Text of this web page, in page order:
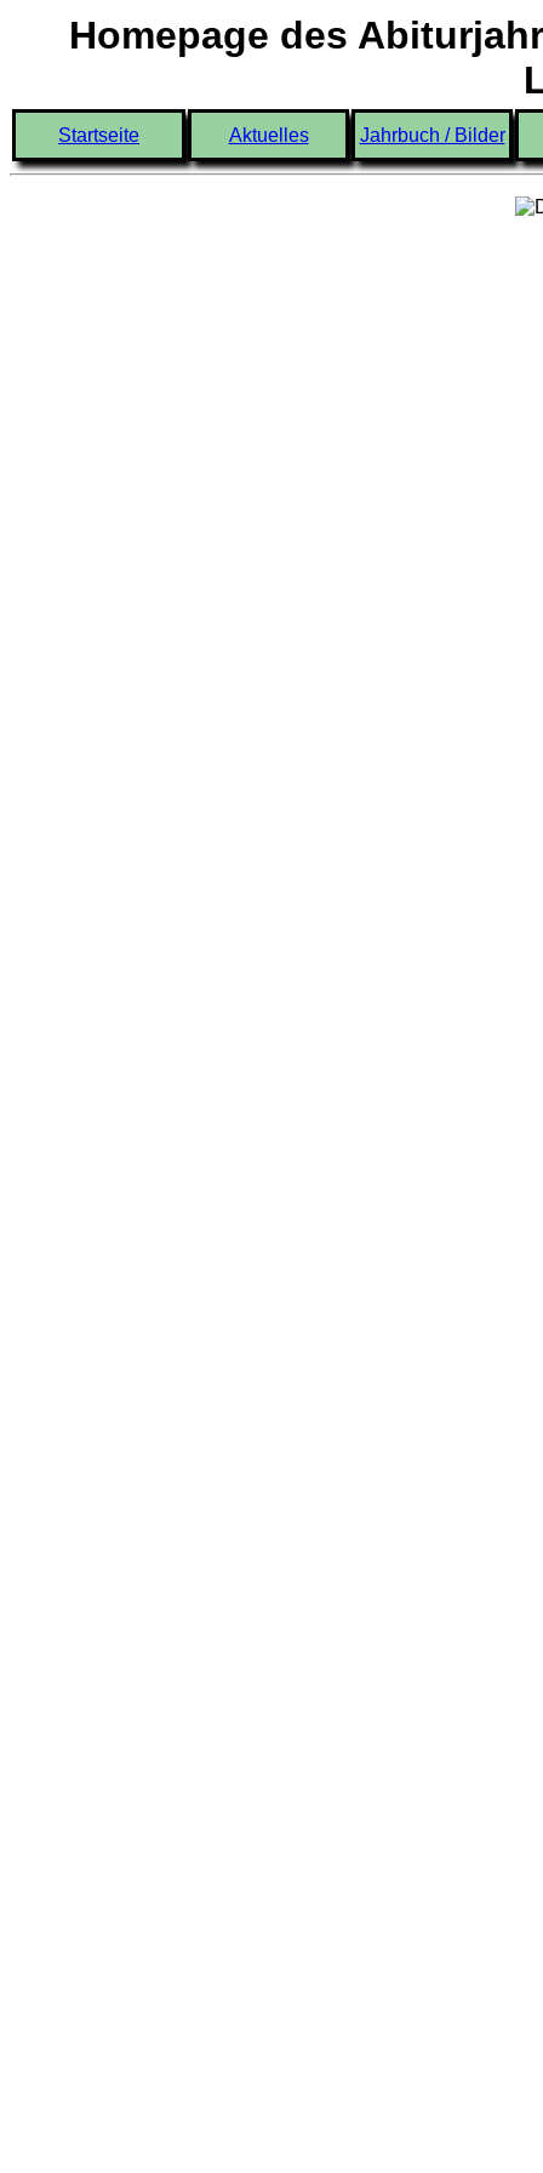
Homepage des
Startseite Aktuelles Jahrbuch / Bilder